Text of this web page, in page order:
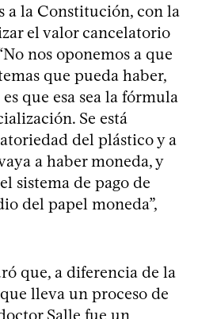
a la Constitución, con la
el valor cancelatorio
nos oponemos a que
que pueda haber,
que esa sea la fórmula
Se está
del plástico y a
a haber moneda, y
sistema de pago de
del papel moneda”,
que, a diferencia de la
lleva un proceso de
Salle fue un